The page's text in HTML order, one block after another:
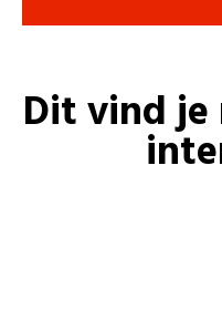
Dit vind je